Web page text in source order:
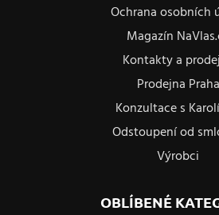
Ochrana osobních
Magazín
Kontakty a
Prodejna Praha
Konzultace s
Odstoupení od
Výrobci
OBLÍBENÉ